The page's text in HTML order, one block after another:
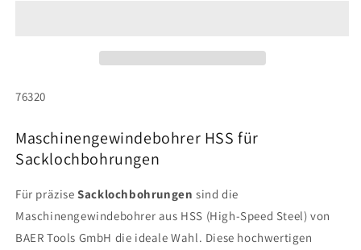
SKU:
76320
Maschinengewindebohrer HSS für
Sacklochbohrungen
Für präziseSacklochbohrungen sind die
Maschinengewindebohrer aus HSS (High-Speed Steel) von
BAER Tools GmbH die ideale Wahl. Diese hochwertigen